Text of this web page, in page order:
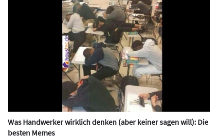
Was Handwerker wirklich denken (aber keiner sagen will): Die
besten Memes